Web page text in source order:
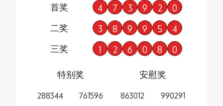
首奖 4 7 3 9 2 0
二奖 3 8 9 9 5 4
三奖 1 2 6 0 8 0
特别奖
288344
761596
安慰奖
863012
990291